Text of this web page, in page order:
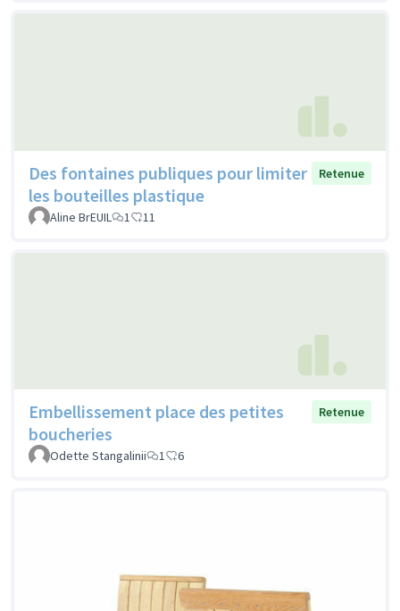
Des fontaines publiques pour limiter
les bouteilles plastique
Retenue
Aline BrEUIL 1 11
Embellissement place des petites
boucheries
Retenue
Odette Stangalinii 1 6